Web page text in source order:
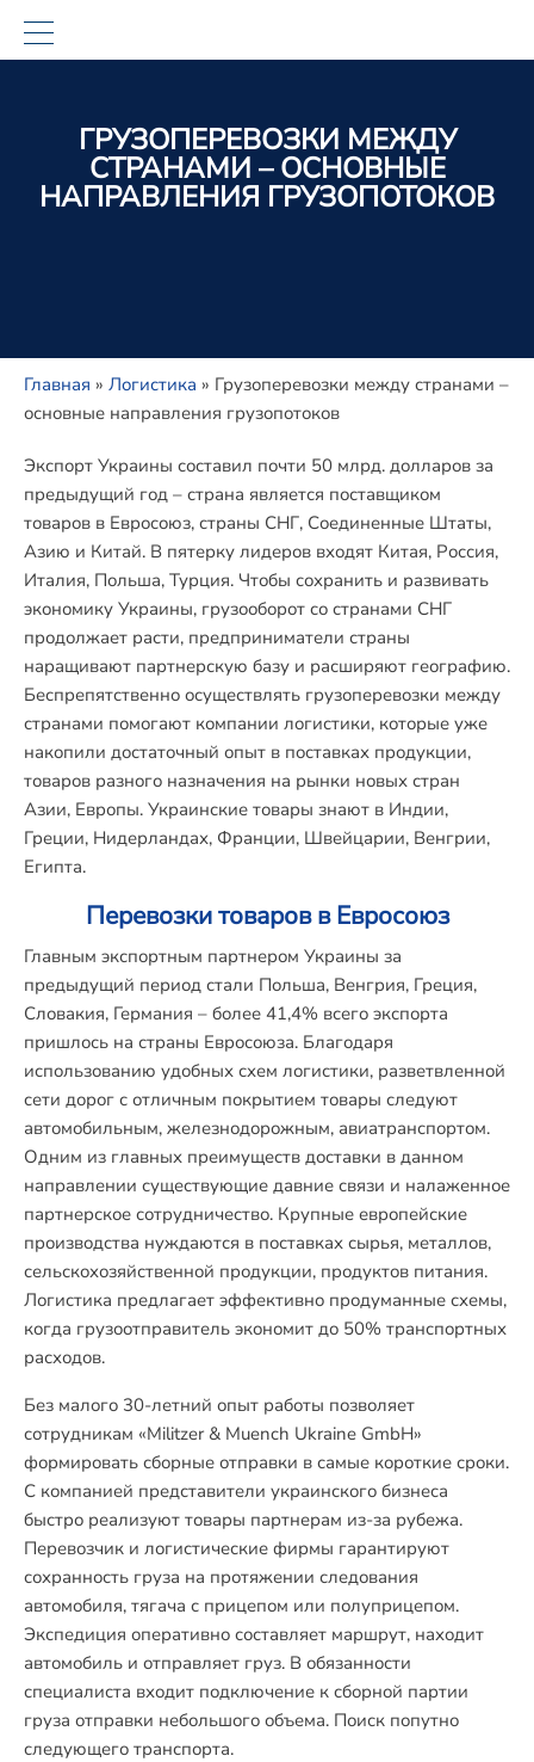
ГРУЗОПЕРЕВОЗКИ МЕЖДУ
СТРАНАМИ – ОСНОВНЫЕ
НАПРАВЛЕНИЯ ГРУЗОПОТОКОВ
Главная » Логистика » Грузоперевозки между странами –
основные направления грузопотоков
Экспорт Украины составил почти 50 млрд. долларов за
предыдущий год – страна является поставщиком
товаров в Евросоюз, страны СНГ, Соединенные Штаты,
Азию и Китай. В пятерку лидеров входят Китая, Россия,
Италия, Польша, Турция. Чтобы сохранить и развивать
экономику Украины, грузооборот со странами СНГ
продолжает расти, предприниматели страны
наращивают партнерскую базу и расширяют географию.
Беспрепятственно осуществлять грузоперевозки между
странами помогают компании логистики, которые уже
накопили достаточный опыт в поставках продукции,
товаров разного назначения на рынки новых стран
Азии, Европы. Украинские товары знают в Индии,
Греции, Нидерландах, Франции, Швейцарии, Венгрии,
Египта.
Перевозки товаров в Евросоюз
Главным экспортным партнером Украины за
предыдущий период стали Польша, Венгрия, Греция,
Словакия, Германия – более 41,4% всего экспорта
пришлось на страны Евросоюза. Благодаря
использованию удобных схем логистики, разветвленной
сети дорог с отличным покрытием товары следуют
автомобильным, железнодорожным, авиатранспортом.
Одним из главных преимуществ доставки в данном
направлении существующие давние связи и налаженное
партнерское сотрудничество. Крупные европейские
производства нуждаются в поставках сырья, металлов,
сельскохозяйственной продукции, продуктов питания.
Логистика предлагает эффективно продуманные схемы,
когда грузоотправитель экономит до 50% транспортных
расходов.
Без малого 30-летний опыт работы позволяет
сотрудникам «Militzer & Muench Ukraine GmbH»
формировать сборные отправки в самые короткие сроки.
С компанией представители украинского бизнеса
быстро реализуют товары партнерам из-за рубежа.
Перевозчик и логистические фирмы гарантируют
сохранность груза на протяжении следования
автомобиля, тягача с прицепом или полуприцепом.
Экспедиция оперативно составляет маршрут, находит
автомобиль и отправляет груз. В обязанности
специалиста входит подключение к сборной партии
груза отправки небольшого объема. Поиск попутно
следующего транспорта.